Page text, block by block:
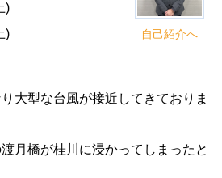
自己紹介へ
)
)
大型な台風が接近してきておりま
月橋が桂川に浸かってしまったと